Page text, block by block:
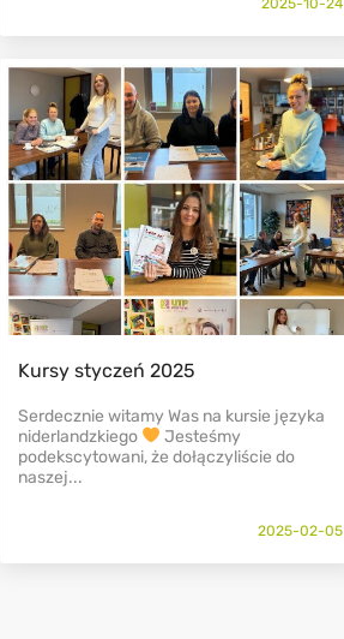
2025-10-24
Kursy styczeń 2025
Serdecznie witamy Was na kursie języka
niderlandzkiego
Jesteśmy
podekscytowani, że dołączyliście do
naszej...
2025-02-05